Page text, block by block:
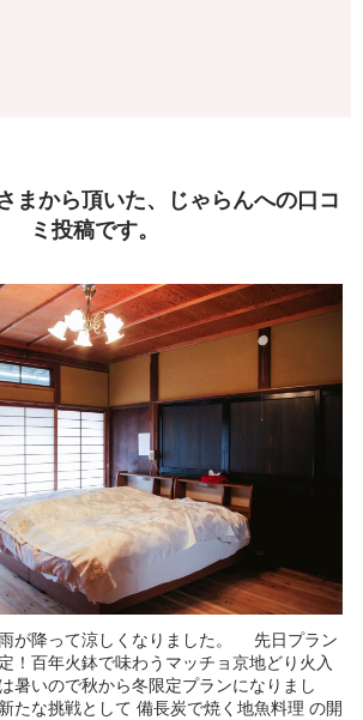
まから頂いた、じゃらんへの口コ
ミ投稿です。
が降って涼しくなりました。 先日プラン
！百年火鉢で味わうマッチョ京地どり火入
暑いので秋から冬限定プランになりまし
たな挑戦として 備長炭で焼く地魚料理 の開